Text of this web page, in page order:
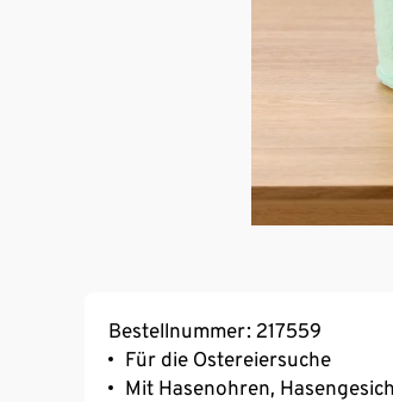
Bestellnummer: 217559
Für die Ostereiersuche
Mit Hasenohren,